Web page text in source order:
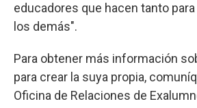
educadores que hacen tanto
los demás".
Para obtener más información
para crear la suya propia,
Oficina de Relaciones de